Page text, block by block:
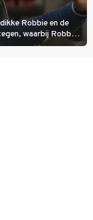
Robbie en de
waarbij Robbie,
CIA, Calvins hulp